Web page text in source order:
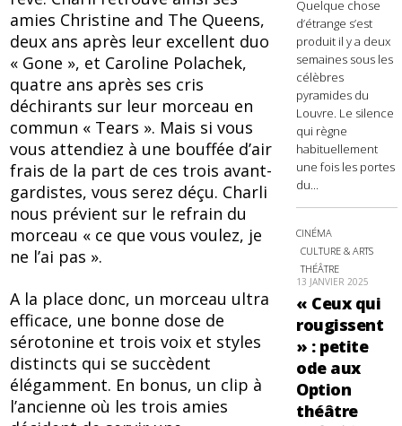
amies Christine and The Queens,
deux ans après leur excellent duo
« Gone », et Caroline Polachek,
quatre ans après ses cris
déchirants sur leur morceau en
commun « Tears ». Mais si vous
vous attendiez à une bouffée d’air
frais de la part de ces trois avant-
gardistes, vous serez déçu. Charli
nous prévient sur le refrain du
morceau « ce que vous voulez, je
ne l’ai pas ».
A la place donc, un morceau ultra
efficace, une bonne dose de
sérotonine et trois voix et styles
distincts qui se succèdent
élégamment. En bonus, un clip à
l’ancienne où les trois amies
Quelque chose
d’étrange s’est
produit il y a deux
semaines sous les
célèbres
pyramides du
Louvre. Le silence
qui règne
habituellement
une fois les portes
du...
CINÉMA
CULTURE & ARTS
THÉÂTRE
13 JANVIER 2025
« Ceux qui
rougissent
» : petite
ode aux
Option
théâtre